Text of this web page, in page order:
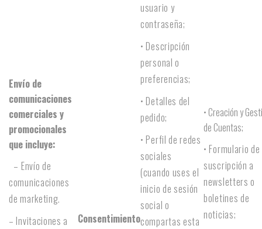
Envío de
comunicaciones
comerciales y
promocionales
que incluye:
– Envío de
comunicaciones
de marketing.
– Invitaciones a
Consentimiento
usuario y
contraseña;
• Descripción
personal o
preferencias;
• Detalles del
pedido;
• Perfil de redes
sociales
(cuando uses el
inicio de sesión
social o
compartas esta
• Creación y
de Cuentas;
• Formulario de
suscripción a
newsletters o
boletines de
noticias;